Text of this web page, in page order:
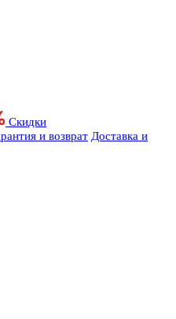
Скидки
и возврат Доставка и